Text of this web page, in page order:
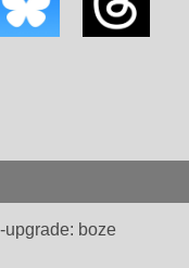
upgrade: boze